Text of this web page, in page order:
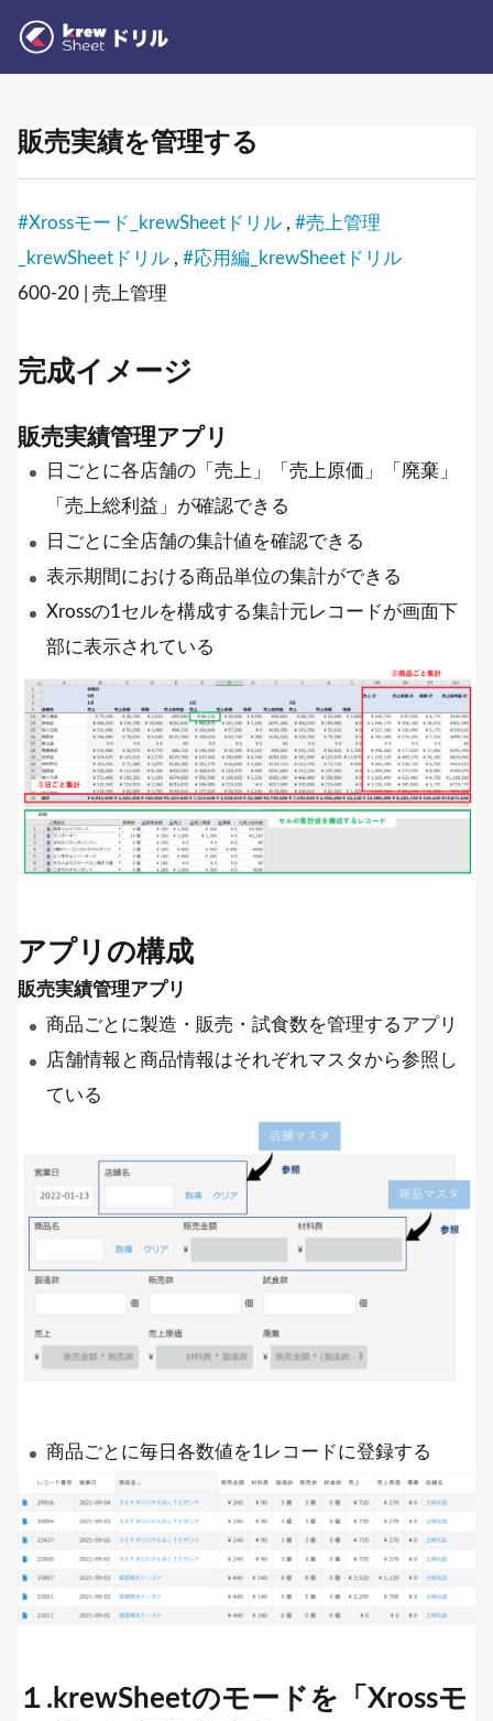
販売実績を管理する
#Xrossモード_krewSheetドリル , #売上管理
_krewSheetドリル , #応用編_krewSheetドリル
600-20 | 売上管理
完成イメージ
販売実績管理アプリ
日ごとに各店舗の「売上」「売上原価」「廃棄」
「売上総利益」が確認できる
日ごとに全店舗の集計値を確認できる
表示期間における商品単位の集計ができる
Xrossの1セルを構成する集計元レコードが画面下
部に表示されている
アプリの構成
販売実績管理アプリ
商品ごとに製造・販売・試食数を管理するアプリ
店舗情報と商品情報はそれぞれマスタから参照し
ている
商品ごとに毎日各数値を1レコードに登録する
１.krewSheetのモードを「Xrossモ